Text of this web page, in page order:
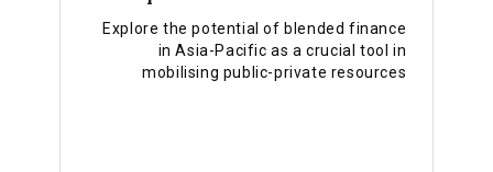
Explore the potential of blended finance
in Asia-Pacific as a crucial tool in
mobilising public-private resources